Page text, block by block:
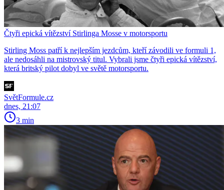
Čtyři epická vítězství Stirlinga Mosse v motorsportu
Stirling Moss patří k nejlepším jezdcům, kteří závodili ve formuli 1,
ale nedosáhli na mistrovský titul. Vybrali jsme čtyři epická vítězství,
která britský pilot dobyl ve světě motorsportu.
SvětFormule.cz
dnes, 21:07
3 min